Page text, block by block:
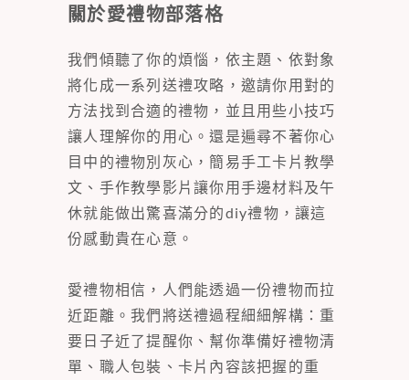
關於愛禮物部落格
我們傾聽了你的煩惱，依主題、依對象
將化成一系列送禮攻略，邀請你用對的
方法找到合適的禮物，並且用些小技巧
讓人理解你的用心。還是遍尋不著你心
目中的禮物別灰心，簡易手工卡片教學
文、手作教學影片讓你用手邊材料及午
休就能做出驚喜滿分的diy禮物，讓這
份感動貴在心意。
愛禮物相信，人們能透過一份禮物而拉
近距離。我們將送禮過程細細解構：重
要日子近了提醒你、幫你準備好禮物清
單、職人包裝、卡片內容該把握的重